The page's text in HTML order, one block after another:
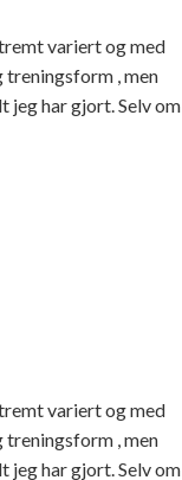
variert og med
, men
jeg har gjort. Selv om
variert og med
, men
jeg har gjort. Selv om